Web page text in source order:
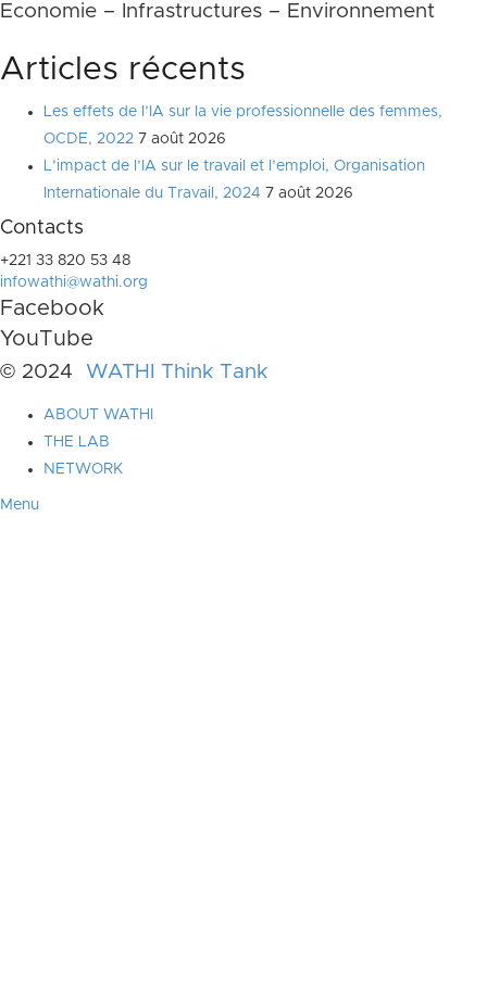
Economie – Infrastructures – Environnement
Articles récents
Les effets de l’IA sur la vie professionnelle des femmes,
OCDE, 2022 7 août 2026
L’impact de l’IA sur le travail et l’emploi, Organisation
Internationale du Travail, 2024 7 août 2026
Contacts
+221 33 820 53 48
infowathi@wathi.org
Facebook
YouTube
© 2024 WATHI Think Tank
ABOUT WATHI
THE LAB
NETWORK
Menu